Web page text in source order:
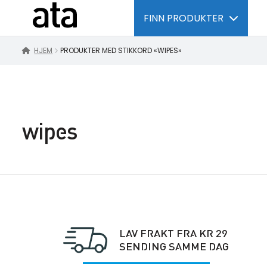
FINN PRODUKTER
HJEM PRODUKTER MED STIKKORD «WIPES»
wipes
LAV FRAKT FRA KR 29
SENDING SAMME DAG